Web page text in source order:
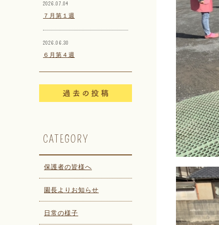
2026.07.04
７月第１週
2026.06.30
６月第４週
CATEGORY
保護者の皆様へ
園長よりお知らせ
日常の様子